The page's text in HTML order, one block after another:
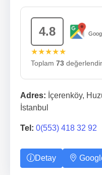
4.8
★★★★★
Toplam 73
Adres: İçerenköy,
İstanbul
Tel: 0(553) 418 32 92
Detay